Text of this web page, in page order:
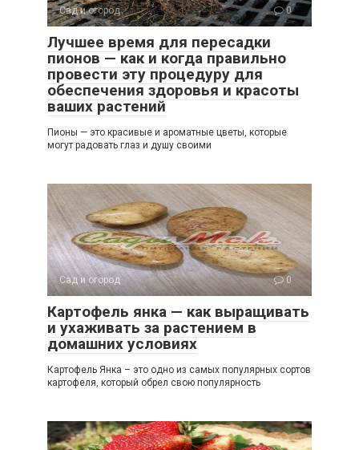
Сад и огород 0
Лучшее время для пересадки
пионов — как и когда правильно
провести эту процедуру для
обеспечения здоровья и красоты
ваших растений
Пионы — это красивые и ароматные цветы, которые
могут радовать глаз и душу своими
Сад и огород 0
Картофель янка — как выращивать
и ухаживать за растением в
домашних условиях
Картофель Янка – это одно из самых популярных сортов
картофеля, который обрел свою популярность